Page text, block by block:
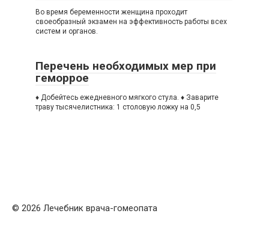
Вo время беременности женщина проходит
своеобразный экзамен на эффективность работы всех
систем и органов.
Перечень необходимых мер при
геморрое
♦ Добейтесь ежедневного мягкого стула. ♦ Заварите
траву тысячелистника: 1 столовую ложку на 0,5
© 2026 Лечебник врача-гомеопата